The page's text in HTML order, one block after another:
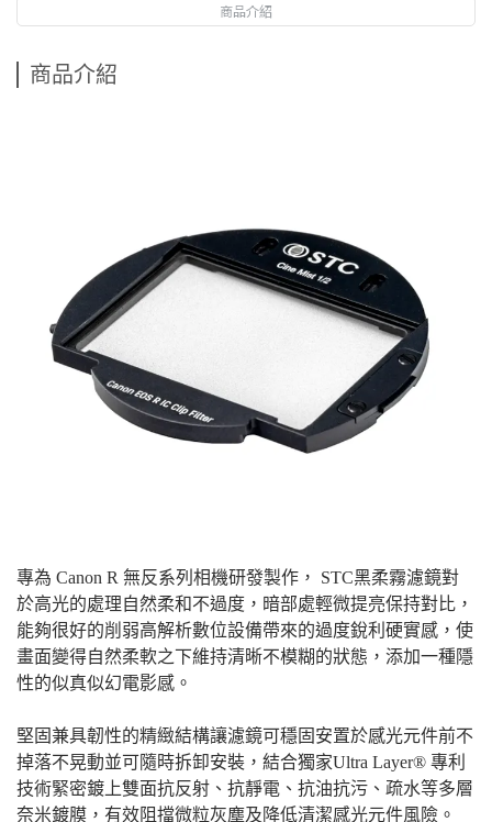
商品介紹
商品介紹
專為 Canon R 無反系列相機研發製作 ， STC黑柔霧濾鏡對
於高光的處理自然柔和不過度，暗部處輕微提亮保持對比，
能夠很好的削弱高解析數位設備帶來的過度銳利硬實感，使
畫面變得自然柔軟之下維持清晰不模糊的狀態，添加一種隱
性的似真似幻電影感。
堅固兼具韌性的精緻結構讓濾鏡可穩固安置於感光元件前不
掉落不晃動並可隨時拆卸安裝，結合獨家Ultra Layer® 專利
技術緊密鍍上雙面抗反射、抗靜電、抗油抗污、疏水等多層
奈米鍍膜，有效阻擋微粒灰塵及降低清潔感光元件風險。